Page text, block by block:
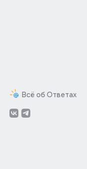
Всё об Ответах